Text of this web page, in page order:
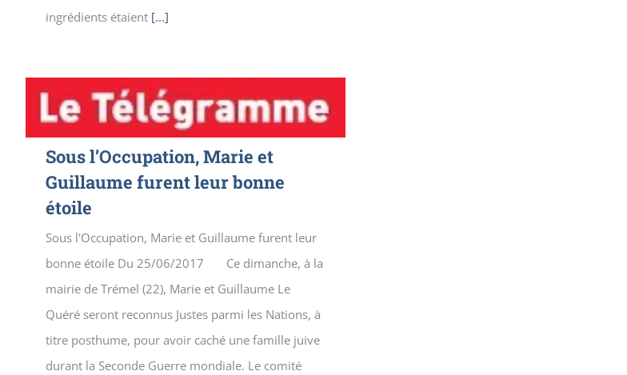
ingrédients étaient [...]
Sous l’Occupation, Marie et
Guillaume furent leur bonne
étoile
Sous l'Occupation, Marie et Guillaume furent leur
bonne étoile Du 25/06/2017 Ce dimanche, à la
mairie de Trémel (22), Marie et Guillaume Le
Quéré seront reconnus Justes parmi les Nations, à
titre posthume, pour avoir caché une famille juive
durant la Seconde Guerre mondiale. Le comité